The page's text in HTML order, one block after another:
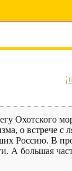
Охотского
о встрече с
Россию. В
А большая